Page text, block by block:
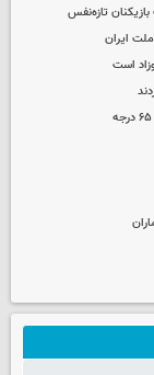
تازه‌نفس
ایران
است